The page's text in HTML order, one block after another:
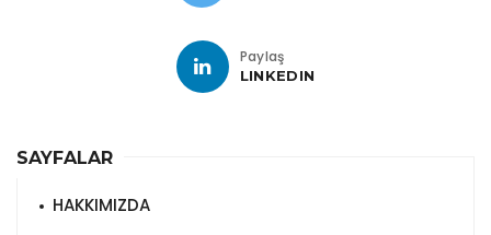
Paylaş
LINKEDIN
SAYFALAR
HAKKIMIZDA